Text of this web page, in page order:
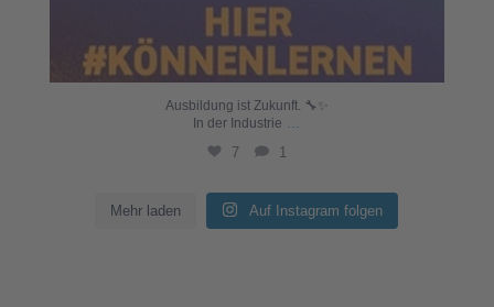
Ausbildung ist Zukunft. 🔧✨
In der Industrie
7 1
Mehr laden Auf Instagram folgen